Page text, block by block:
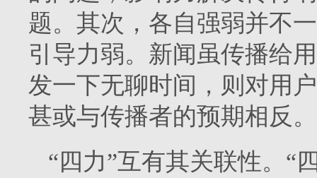
题。其次，各自强弱并不
引导力弱。新闻虽传播给
发一下无聊时间，则对用
甚或与传播者的预期相反。
“四力”互有其关联性。“